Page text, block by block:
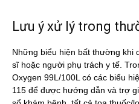
Lưu ý xử lý trong
Những biểu hiện bất thường khi
sĩ hoặc người phụ trách y tế.
Oxygen 99L/100L có các biểu
115 để được hướng dẫn và trợ